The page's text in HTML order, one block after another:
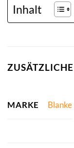
Inhalt
MARKE Blanke